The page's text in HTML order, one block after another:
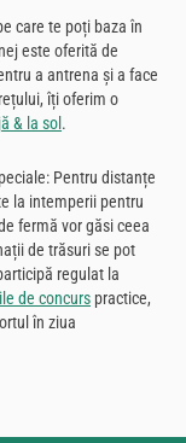
care te poți baza în
este oferită de
a antrena și a face
îți oferim o
& la sol .
Pentru distanțe
la intemperii pentru
fermă vor găsi ceea
de trăsuri se pot
regulat la
de concurs practice,
în ziua